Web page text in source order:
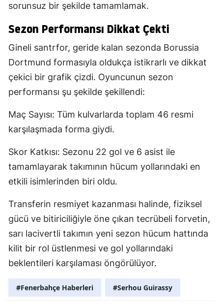
sorunsuz bir şekilde tamamlamak.
Sezon Performansı Dikkat Çekti
Gineli santrfor, geride kalan sezonda Borussia
Dortmund formasıyla oldukça istikrarlı ve dikkat
çekici bir grafik çizdi. Oyuncunun sezon
performansı şu şekilde şekillendi:
Maç Sayısı: Tüm kulvarlarda toplam 46 resmi
karşılaşmada forma giydi.
Skor Katkısı: Sezonu 22 gol ve 6 asist ile
tamamlayarak takımının hücum yollarındaki en
etkili isimlerinden biri oldu.
Transferin resmiyet kazanması halinde, fiziksel
gücü ve bitiriciliğiyle öne çıkan tecrübeli forvetin,
sarı lacivertli takımın yeni sezon hücum hattında
kilit bir rol üstlenmesi ve gol yollarındaki
beklentileri karşılaması öngörülüyor.
#Fenerbahçe Haberleri #Serhou Guirassy